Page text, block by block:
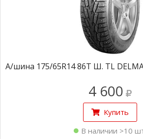
А/шина 175/65R14 86T Ш. TL
4 600
Купить
В наличии >10